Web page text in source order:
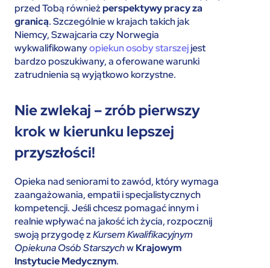
przed Tobą równieżperspektywy pracy za
granicą. Szczególnie w krajach takich jak
Niemcy, Szwajcaria czy Norwegia
wykwalifikowanyopiekun osoby starszejjest
bardzo poszukiwany, a oferowane warunki
zatrudnienia są wyjątkowo korzystne.
Nie zwlekaj – zrób pierwszy
krok w kierunku lepszej
przyszłości!
Opieka nad seniorami to zawód, który wymaga
zaangażowania, empatii i specjalistycznych
kompetencji. Jeśli chcesz pomagać innym i
realnie wpływać na jakość ich życia, rozpocznij
swoją przygodę zKursem Kwalifikacyjnym
Opiekuna Osób StarszychwKrajowym
Instytucie Medycznym.